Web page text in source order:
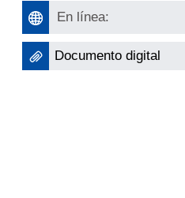
En línea:
Documento digital